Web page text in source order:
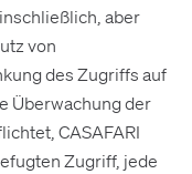
aber
von
des Zugriffs auf
Überwachung der
CASAFARI
Zugriff, jede